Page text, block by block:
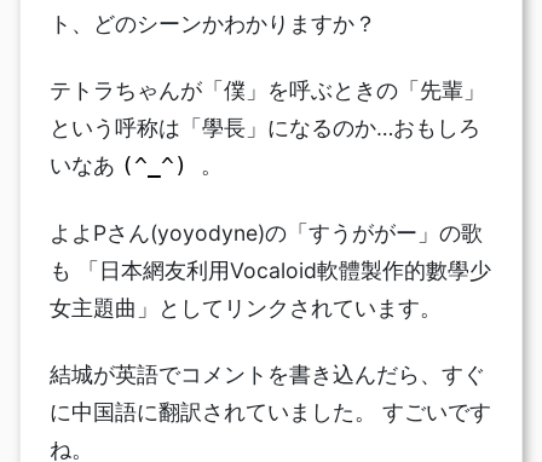
ト、どのシーンかわかりますか？
テトラちゃんが「僕」を呼ぶときの「先輩」
という呼称は「學長」になるのか…おもしろ
いなあ (^_^) 。
よよPさん(yoyodyne)の「すうががー」の歌
も 「日本網友利用Vocaloid軟體製作的數學少
女主題曲」としてリンクされています。
結城が英語でコメントを書き込んだら、すぐ
に中国語に翻訳されていました。 すごいです
ね。